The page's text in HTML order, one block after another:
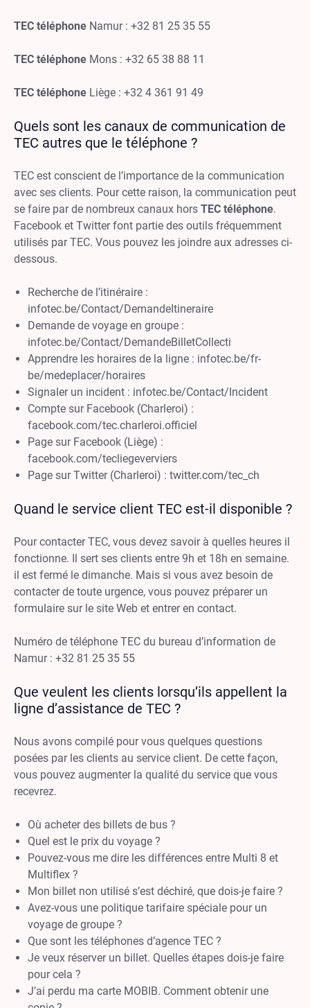
TEC téléphone Namur : +32 81 25 35 55
TEC téléphone Mons : +32 65 38 88 11
TEC téléphone Liège : +32 4 361 91 49
Quels sont les canaux de communication de
TEC autres que le téléphone ?
TEC est conscient de l’importance de la communication
avec ses clients. Pour cette raison, la communication peut
se faire par de nombreux canaux hors TEC téléphone.
Facebook et Twitter font partie des outils fréquemment
utilisés par TEC. Vous pouvez les joindre aux adresses ci-
dessous.
Recherche de l’itinéraire :
infotec.be/Contact/DemandeItineraire
Demande de voyage en groupe :
infotec.be/Contact/DemandeBilletCollecti
Apprendre les horaires de la ligne : infotec.be/fr-
be/medeplacer/horaires
Signaler un incident : infotec.be/Contact/Incident
Compte sur Facebook (Charleroi) :
facebook.com/tec.charleroi.officiel
Page sur Facebook (Liège) :
facebook.com/tecliegeverviers
Page sur Twitter (Charleroi) : twitter.com/tec_ch
Quand le service client TEC est-il disponible ?
Pour contacter TEC, vous devez savoir à quelles heures il
fonctionne. Il sert ses clients entre 9h et 18h en semaine.
il est fermé le dimanche. Mais si vous avez besoin de
contacter de toute urgence, vous pouvez préparer un
formulaire sur le site Web et entrer en contact.
Numéro de téléphone TEC du bureau d’information de
Namur : +32 81 25 35 55
Que veulent les clients lorsqu’ils appellent la
ligne d’assistance de TEC ?
Nous avons compilé pour vous quelques questions
posées par les clients au service client. De cette façon,
vous pouvez augmenter la qualité du service que vous
recevrez.
Où acheter des billets de bus ?
Quel est le prix du voyage ?
Pouvez-vous me dire les différences entre Multi 8 et
Multiflex ?
Mon billet non utilisé s’est déchiré, que dois-je faire ?
Avez-vous une politique tarifaire spéciale pour un
voyage de groupe ?
Que sont les téléphones d’agence TEC ?
Je veux réserver un billet. Quelles étapes dois-je faire
pour cela ?
J’ai perdu ma carte MOBIB. Comment obtenir une